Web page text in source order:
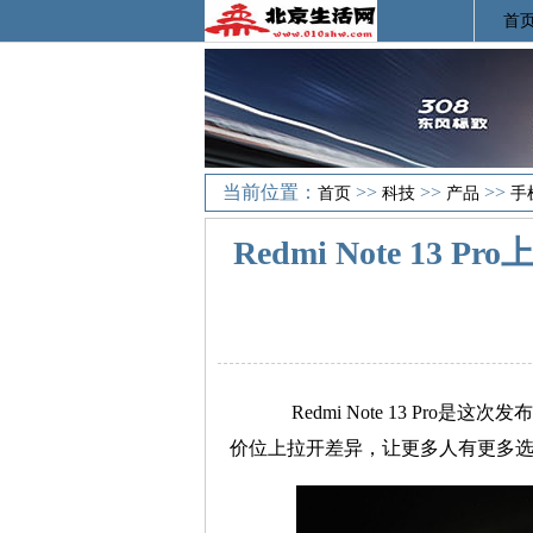
首
当前位置： 首页 >> 科技 >> 产品 >> 手
Redmi Note 13 Pro
Redmi Note 13 Pro是这次发
价位上拉开差异，让更多人有更多